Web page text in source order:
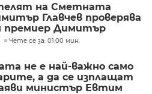
на Сметната
Главчев проверява
премиер Димитър
Чете се за: 01:00 мин.
не е най-важно само
а да се изплащат
министър Евтим